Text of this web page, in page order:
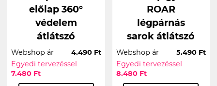
előlap 360°
védelem
átlátszó
Webshop ár
4.490 Ft
Egyedi tervezéssel
7.480 Ft
ROAR
légpárnás
sarok átlátszó
Webshop ár
5.490 Ft
Egyedi tervezéssel
8.480 Ft